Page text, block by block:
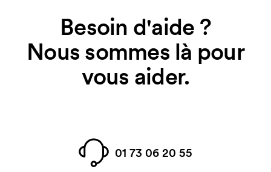
Besoin d'aide ?
Nous sommes là pour
vous aider.
01 73 06 20 55